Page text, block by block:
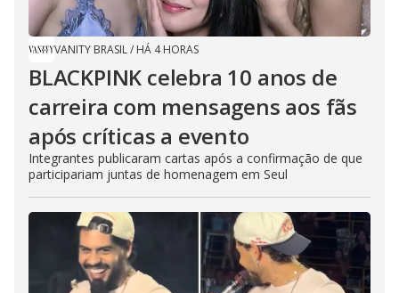
VANITY BRASIL/ HÁ 4 HORAS
BLACKPINK celebra 10 anos de
carreira com mensagens aos fãs
após críticas a evento
Integrantes publicaram cartas após a confirmação de que
participariam juntas de homenagem em Seul